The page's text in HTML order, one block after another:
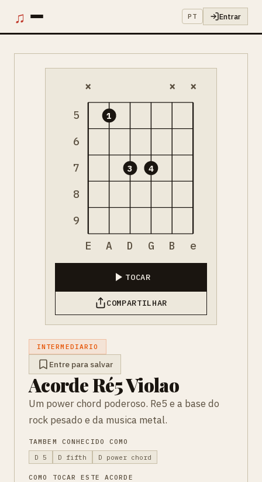
♫ PT Entrar
5
6
7
8
9
× × ×
1
3 4
E A D G B e
TOCAR
COMPARTILHAR
INTERMEDIARIO
Entre para salvar
Acorde Ré5 Violao
Um power chord poderoso. Re5 e a base do
rock pesado e da musica metal.
TAMBEM CONHECIDO COMO
D 5
D fifth D power chord
COMO TOCAR ESTE ACORDE